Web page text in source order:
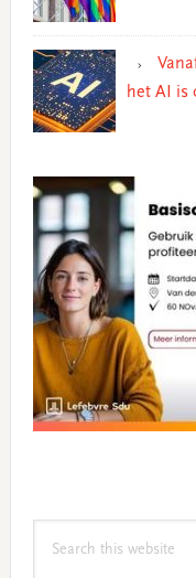
het AI is